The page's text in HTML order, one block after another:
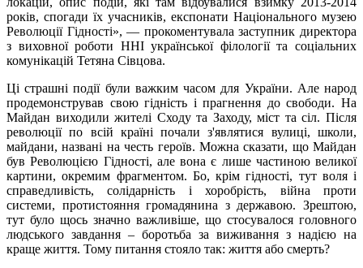
років, спогади їх учасників, експонати Національного музею
Революції Гідності», — прокоментувала заступник директора
з виховної роботи ННІ української філології та соціальних
комунікацій Тетяна Сівцова.
Ці страшні події були важким часом для України. Але народ
продемонстрував свою гідність і прагнення до свободи. На
Майдан виходили жителі Сходу та Заходу, міст та сіл. Після
революції по всій країні почали з'являтися вулиці, школи,
майдани, названі на честь героїв. Можна сказати, що Майдан
був Революцією Гідності, але вона є лише частиною великої
картини, окремим фрагментом. Бо, крім гідності, тут воля і
справедливість, солідарність і хоробрість, війна проти
системи, протистояння громадянина з державою. Зрештою,
тут було щось значно важливіше, що стосувалося головного
людського завдання – боротьба за виживання з надією на
краще життя. Тому питання стояло так: життя або смерть?